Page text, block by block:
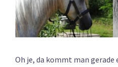
Oh je, da kommt man gerade